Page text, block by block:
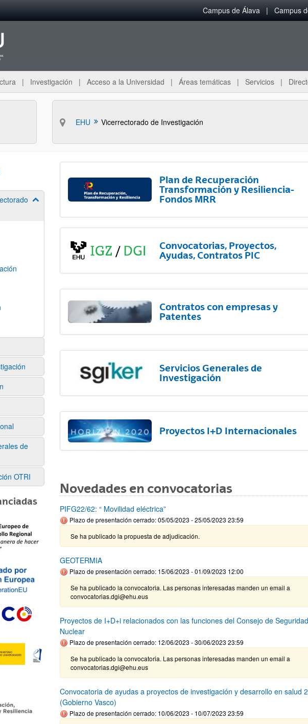
Campus de Álava Campus
Investigación Acceso a la Universidad Áreas temáticas Servicios
EHU Vicerrectorado de Investigación
Mostrar/ocultar subpáginas
de
OTRI
Plan de Recuperación
Transformación y Resiliencia-
Fondos MRR
Convocatorias, Proyectos,
Ayudas, Contratos PIC
Contratos con empresas y
Patentes
Servicios Generales de
Investigación
Proyectos I+D Internacionales
Novedades en convocatorias
PIFG22/62: “ Movilidad eléctrica”
Plazo de presentación cerrado: 05/05/2023 - 25/05/2023 23:59
Se ha publicado la propuesta de adjudicación.
GEOTERMIA
Plazo de presentación cerrado: 15/06/2023 - 01/09/2023 12:00
Se ha publicado la convocatoria. Las personas interesadas manden un email a
convocatorias.dgi@ehu.eus
Proyectos de I+D+i relacionados con las funciones del Consejo de Seguridad
Nuclear
Plazo de presentación cerrado: 12/06/2023 - 30/06/2023 23:59
Se ha publicado la convocatoria. Las personas interesadas manden un email a
convocatorias.dgi@ehu.eus
Convocatoria de ayudas a proyectos de investigación y desarrollo en salud
(Gobierno Vasco)
Plazo de presentación cerrado: 10/06/2023 - 10/07/2023 23:59